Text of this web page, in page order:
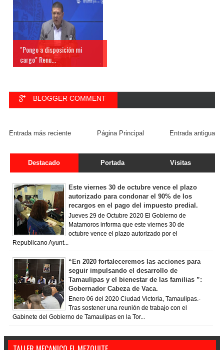
"Pongo a disposición mi
cargo" Renu...
BLOGGER COMMENT
Entrada más reciente Entrada antigua
Página Principal
Destacado Portada Visitas
Este viernes 30 de octubre vence el plazo
autorizado para condonar el 90% de los
recargos en el pago del impuesto predial.
Jueves 29 de Octubre 2020 El Gobierno de
Matamoros informa que este viernes 30 de
octubre vence el plazo autorizado por el
Republicano Ayunt...
“En 2020 fortaleceremos las acciones para
seguir impulsando el desarrollo de
Tamaulipas y el bienestar de las familias ”:
Gobernador Cabeza de Vaca.
Enero 06 del 2020 Ciudad Victoria, Tamaulipas.-
Tras sostener una reunión de trabajo con el
Gabinete del Gobierno de Tamaulipas en la Tor...